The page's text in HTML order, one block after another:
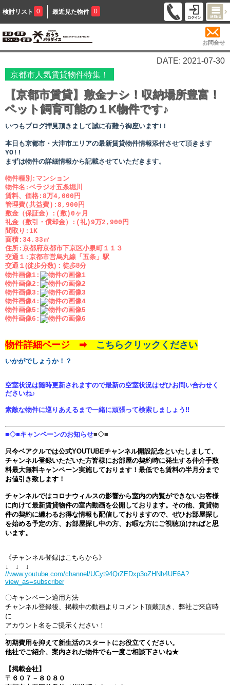
検討リスト 0 最近見た物件 0
お問合せ
DATE: 2021-07-30
京都市人気賃貸物件特集！
【京都市賃貸】敷金ナシ！収納場所豊富！
ペット飼育可能の１K物件です♪
いつもブログ拝見頂きまして誠に有難う御座います!!
本日も京都市・大津市エリアの最新賃貸物件情報添付させて頂きます
YO!!
まずは物件の詳細情報から記載させていただきます。
物件種別:マンション
物件名:ベラジオ五条堀川
賃料、価格:8万4,000円
管理費(共益費):8,900円
敷金（保証金）:(敷)0ヶ月
礼金（敷引・償却金）:(礼)9万2,900円
間取り:1K
面積:34.33㎡
住所:京都府京都市下京区小泉町１１３
交通１:京都市営烏丸線「五条」駅
交通１(徒歩分数)： 徒歩8分
物件画像1:
物件画像2:
物件画像3:
物件画像4:
物件画像5:
物件画像6:
物件詳細ページ ➡ こちらクリックください
いかがでしょうか！？
空室状況は随時更新されますので最新の空室状況はぜひお問い合わせく
ださいね♪
素敵な物件に巡りあえるまで一緒に頑張って検索しましょう!!
■◇■キャンペーンのお知らせ■◇■
只今ベアクルでは公式YOUTUBEチャンネル開設記念といたしまして、
チャンネル登録いただいた方皆様にお部屋の契約時に発生する仲介手数
料最大無料キャンペーン実施しております！最低でも賃料の半月分まで
お値引き致します！
チャンネルではコロナウィルスの影響から室内の内覧ができないお客様
に向けて最新賃貸物件の室内動画を公開しております。その他、賃貸物
件の契約に纏わるお得な情報も配信しておりますので、ぜひお部屋探し
を始める予定の方、お部屋探し中の方、お暇な方にご視聴頂ければと思
います。
《チャンネル登録はこちらから》
↓ ↓ ↓
//www.youtube.com/channel/UCyt94QrZEDxp3oZHNh4UE6A?
view_as=subscriber
〇キャンペーン適用方法
チャンネル登録後、掲載中の動画よりコメント頂戴頂き、弊社ご来店時
に
アカウント名をご提示ください！
初期費用を抑えて新生活のスタートにお役立てください。
他社でご紹介、案内された物件でも一度ご相談下さいね★
【掲載会社】
〒６０７－８０８０